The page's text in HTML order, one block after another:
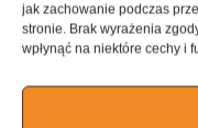
jak zachowanie podczas
stronie. Brak wyrażenia
wpłynąć na niektóre cechy i
PRZYGOTOWANIE